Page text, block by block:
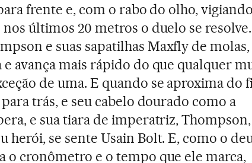
frente e, com o rabo do olho,
últimos 20 metros o duelo se
e suas sapatilhas Maxfly de molas,
e avança mais rápido do que qualquer
de uma. E quando se aproxima do
trás, e seu cabelo dourado como a
e sua tiara de imperatriz,
herói, se sente Usain Bolt. E, como o
o cronômetro e o tempo que ele marca,